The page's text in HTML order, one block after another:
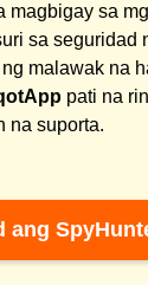
magbigay sa
sa seguridad
malawak na
pati na
na suporta.
ang